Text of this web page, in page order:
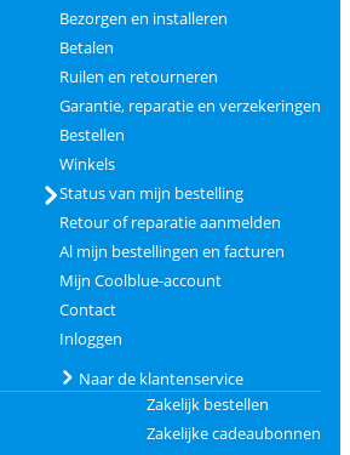
Bezorgen en installeren
Betalen
Ruilen en retourneren
Garantie, reparatie en verzekeringen
Bestellen
Winkels
Status van mijn bestelling
Retour of reparatie aanmelden
Al mijn bestellingen en facturen
Mijn Coolblue-account
Contact
Inloggen
Naar de klantenservice
Zakelijk bestellen
Zakelijke cadeaubonnen